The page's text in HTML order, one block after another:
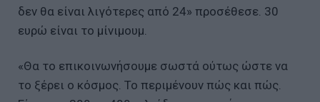
δεν θα είναι λιγότερες από 24» προσέθεσε. 30
ευρώ είναι το μίνιμουμ.
«Θα το επικοινωνήσουμε σωστά ούτως ώστε να
το ξέρει ο κόσμος. Το περιμένουν πώς και πώς.